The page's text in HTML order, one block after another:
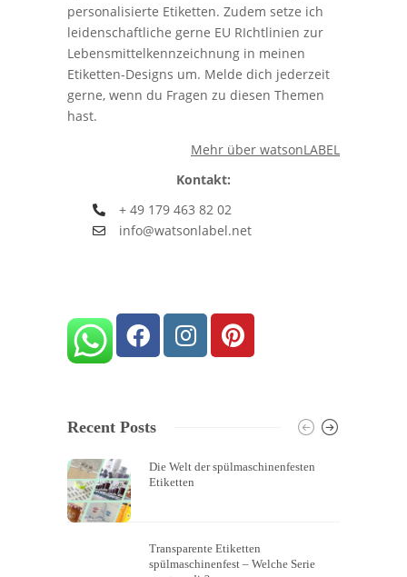
personalisierte Etiketten. Zudem setze ich
leidenschaftliche gerne EU RIchtlinien zur
Lebensmittelkennzeichnung in meinen
Etiketten-Designs um. Melde dich jederzeit
gerne, wenn du Fragen zu diesen Themen
hast.
Mehr über watsonLABEL
Kontakt:
+ 49 179 463 82 02
info@watsonlabel.net
Recent Posts
Die Welt der spülmaschinenfesten
Etiketten
Transparente Etiketten
spülmaschinenfest – Welche Serie